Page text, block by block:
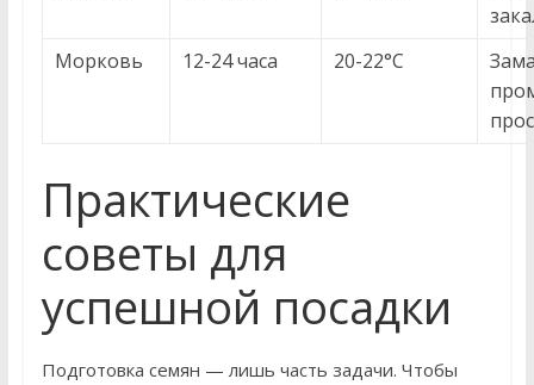
Морковь
12-24 часа 20-22°C
Практические
советы для
успешной посадки
Подготовка семян — лишь часть задачи. Чтобы